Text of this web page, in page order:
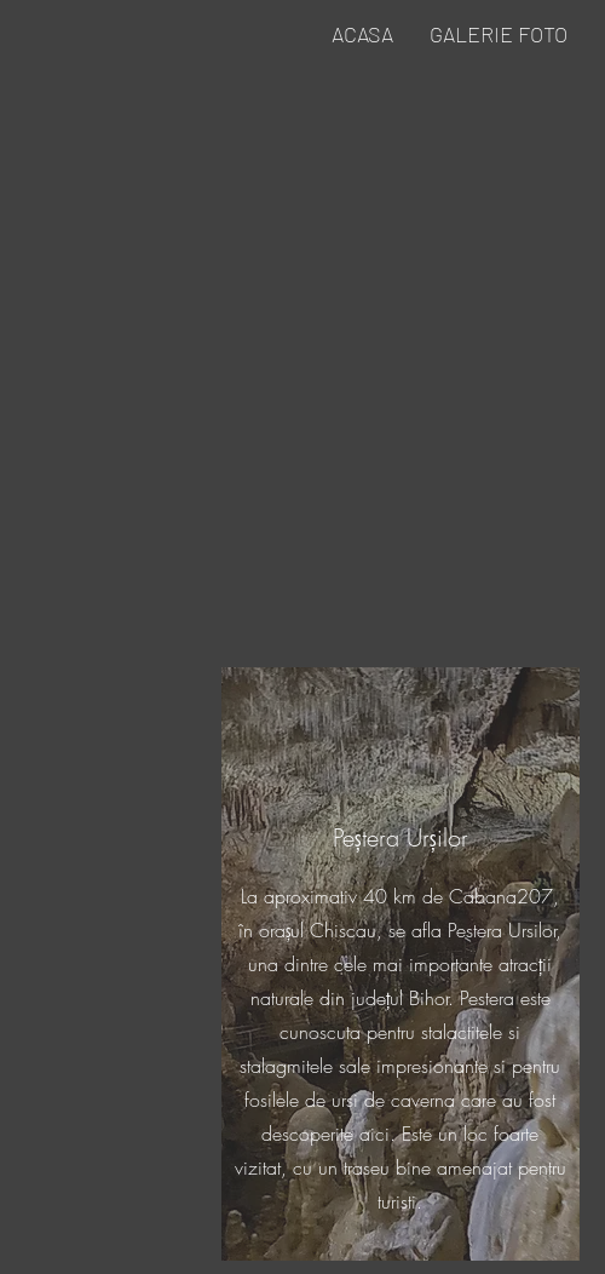
ACASA GALERIE FOTO
Peștera Urșilor
La aproximativ 40 km de Cabana207,
în orașul Chiscau, se afla Pestera Ursilor,
una dintre cele mai importante atracții
naturale din județul Bihor. Pestera este
cunoscuta pentru stalactitele si
stalagmitele sale impresionante si pentru
fosilele de ursi de caverna care au fost
descoperite aici. Este un loc foarte
vizitat, cu un traseu bine amenajat pentru
turisti.